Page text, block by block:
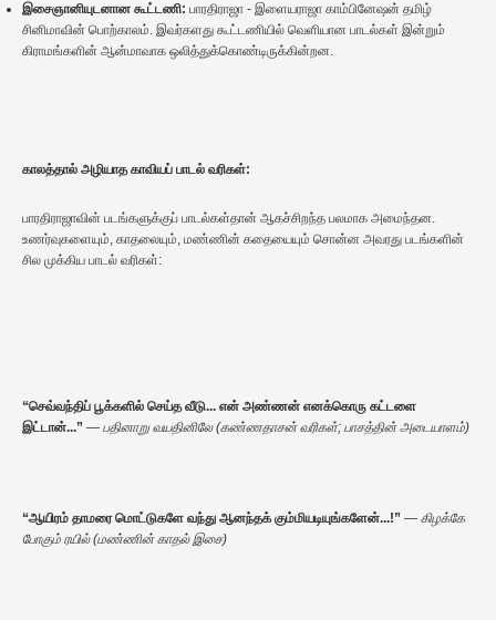
இசைஞானியுடனான கூட்டணி: பாரதிராஜா - இளையராஜா காம்பினேஷன் தமிழ்
சினிமாவின் பொற்காலம். இவர்களது கூட்டணியில் வெளியான பாடல்கள் இன்றும்
கிராமங்களின் ஆன்மாவாக ஒலித்துக்கொண்டிருக்கின்றன.
காலத்தால் அழியாத காவியப் பாடல் வரிகள்:
பாரதிராஜாவின் படங்களுக்குப் பாடல்கள்தான் ஆகச்சிறந்த பலமாக அமைந்தன.
உணர்வுகளையும், காதலையும், மண்ணின் கதையையும் சொன்ன அவரது படங்களின்
சில முக்கிய பாடல் வரிகள்:
“செவ்வந்திப் பூக்களில் செய்தவீடு... என் அண்ணன் எனக்கொரு கட்டளை
இட்டான்...” — பதினாறுவயதினிலே (கண்ணதாசன்வரிகள்; பாசத்தின்அடையாளம்)
“ஆயிரம் தாமரைமொட்டுகளே வந்து ஆனந்தக் கும்மியடியுங்களேன்...!” — கிழக்கே
போகும் ரயில் (மண்ணின்காதல்இசை)